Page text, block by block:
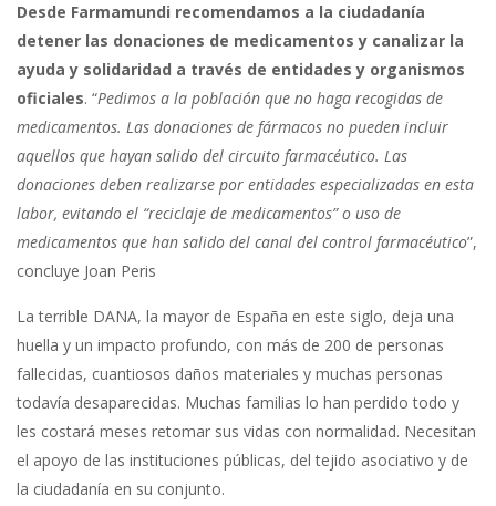
Desde Farmamundi recomendamos a la ciudadanía
detener las donaciones de medicamentos y canalizar la
ayuda y solidaridad a través de entidades y organismos
oficiales. “Pedimos a la población que no haga recogidas de
medicamentos. Las donaciones de fármacos no pueden incluir
aquellos que hayan salido del circuito farmacéutico. Las
donaciones deben realizarse por entidades especializadas en esta
labor, evitando el “reciclaje de medicamentos” o uso de
medicamentos que han salido del canal del control farmacéutico”,
concluye Joan Peris
La terrible DANA, la mayor de España en este siglo, deja una
huella y un impacto profundo, con más de 200 de personas
fallecidas, cuantiosos daños materiales y muchas personas
todavía desaparecidas. Muchas familias lo han perdido todo y
les costará meses retomar sus vidas con normalidad. Necesitan
el apoyo de las instituciones públicas, del tejido asociativo y de
la ciudadanía en su conjunto.